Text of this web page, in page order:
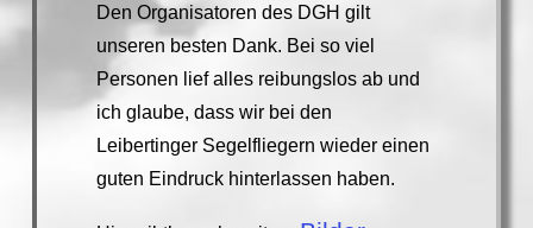
Den Organisatoren des DGH gilt
unseren besten Dank. Bei so viel
Personen lief alles reibungslos ab und
ich glaube, dass wir bei den
Leibertinger Segelfliegern wieder einen
guten Eindruck hinterlassen haben.